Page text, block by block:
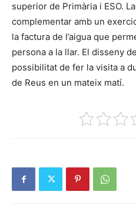
superior de Primària i ESO.
complementar amb un
la factura de l’aigua que
persona a la llar. El disseny
possibilitat de fer la visita a
de Reus en un mateix matí.